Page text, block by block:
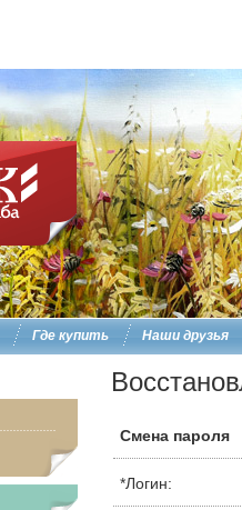
Где купить Наши друзья
Смена пароля
*Логин: